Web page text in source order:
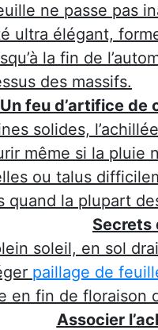
ne passe pas
ultra élégant,
la fin de
des massifs.
Un feu d’artifice de
solides,
même si la pluie
ou talus
quand la plupart
Secrets
soleil, en sol
paillage de
en fin de floraison
Associer